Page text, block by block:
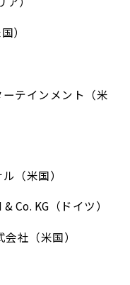
）
テインメント（米
（米国）
Co. KG（ドイツ）
社（米国）